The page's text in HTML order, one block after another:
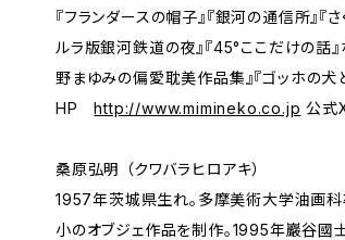
『フランダースの帽子』『銀河の通信所』『さ
ルラ版銀河鉄道の夜』『45°ここだけの話
野まゆみの偏愛耽美作品集』『ゴッホの犬
HPhttp://www.mimineko.co.jp 公式
桑原弘明 （クワバラヒロアキ）
1957年茨城県生れ。多摩美術大学油画科
小のオブジェ作品を制作。1995年巖谷國